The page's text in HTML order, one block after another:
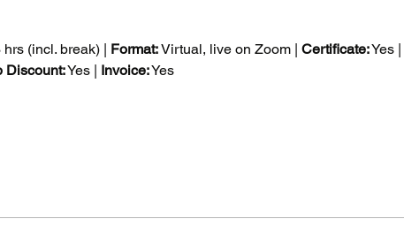
(incl. break) | Format: Virtual, live on Zoom | Certificate: Yes |
Discount: Yes | Invoice: Yes